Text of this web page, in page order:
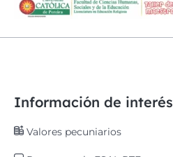
Información de interés
Valores pecuniarios